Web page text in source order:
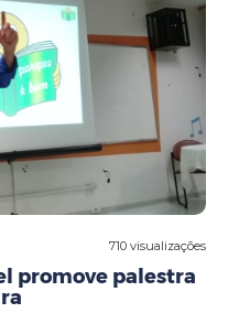
710 visualizações
promove palestra